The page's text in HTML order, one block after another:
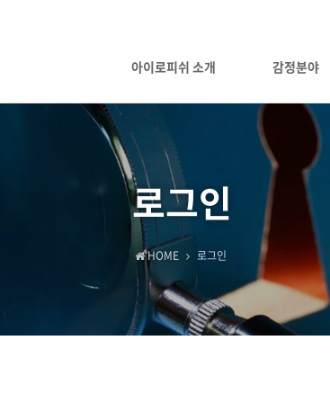
아이로피쉬 소개 감정분야
로그인
HOME 로그인